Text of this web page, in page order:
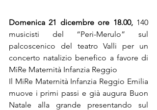
Domenica 21 dicembre ore 18.00, 140
musicisti del “Peri-Merulo” sul
palcoscenico del teatro Valli per un
concerto natalizio benefico a favore di
MiRe Maternità Infanzia Reggio
Il MiRe Maternità Infanzia Reggio Emilia
muove i primi passi e già augura Buon
Natale alla grande presentando sul